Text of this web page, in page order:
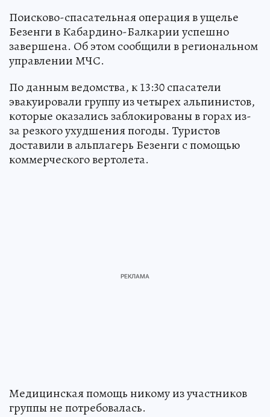
Поисково-спасательная операция в ущелье
Безенги в Кабардино-Балкарии успешно
завершена. Об этом сообщили в региональном
управлении МЧС.
По данным ведомства, к 13:30 спасатели
эвакуировали группу из четырех альпинистов,
которые оказались заблокированы в горах из-
за резкого ухудшения погоды. Туристов
доставили в альплагерь Безенги с помощью
коммерческого вертолета.
Медицинская помощь никому из участников
группы не потребовалась.